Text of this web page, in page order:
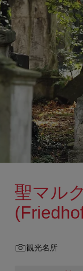
プ
へ
聖マル
観光名所